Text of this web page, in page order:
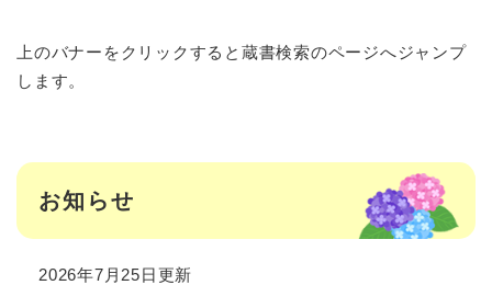
上のバナーをクリックすると蔵書検索のページへジャンプ
します。
お知らせ
2026年7月25日更新